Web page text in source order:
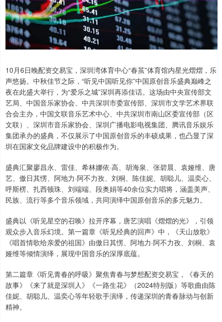
10月6日晚配资交易宝，深圳湾体育中心“春茧”体育馆内星光熠熠，乐
声悠扬。中秋佳节之际，“听见中国听见你”中国原创音乐盛典巅峰之
夜在此盛大举行，为“爱乐之城”深圳再添佳话。这场由中央宣传部文
艺局、中国音乐家协会、中共深圳市委宣传部、深圳市文学艺术界联
合会主办，中国文联音乐艺术中心、中共深圳市南山区委宣传部（区
文联）、深圳市音乐家协会、深圳广播电影电视集团、腾讯音乐娱乐
集团承办的盛典，不仅展示了中国原创音乐的丰硕成果，也凸显了深
圳在国家文化品牌建设中的积极作为。
盛典汇聚廖昌永、雷佳、希林娜依·高、胡海泉、张碧晨、袁娅维、唐
艺、傲日其愣、阿地力·阿不力孜、刘桐、陈佳妮、胡聪儿、温奕心、
呼斯楞、扎西顿珠、刘端端、段奥娟等40余位实力唱将，涵盖美声、
民族、流行等多个音乐领域，共同演绎中国原创音乐的多元魅力。
盛典以《听见星空的召唤》拉开序幕，唐艺演唱《熠熠的光》，引领
观众步入音乐幻境。第一篇章《听见经典的回声》中，《天山放歌》
《唱首情歌给亲爱的祖国》由傲日其愣、阿地力·阿不力孜、刘桐、袁
娅维等倾情演绎，展现中国音乐的深厚底蕴。
第二篇章《听见青春的呼吸》聚焦青春与梦想配资交易宝，《春天的
故事》《来了就是深圳人》《一路生花》（2024特别版）等歌曲由陈
佳妮、胡聪儿、温奕心等年轻歌手演绎，传递深圳的青春脉动与创新
精神。